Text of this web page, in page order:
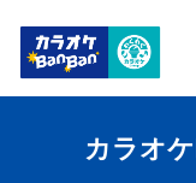
カラオ